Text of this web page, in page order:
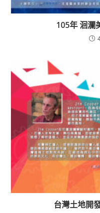
105年 洄瀾
台灣土地開